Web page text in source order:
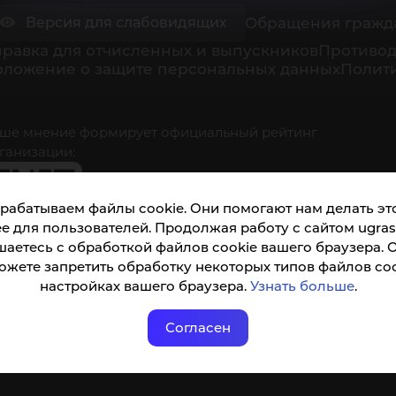
файлы cookie. Они помогают нам делать
для пользователей. Продолжая работу с сайтом
с обработкой файлов cookie вашего браузера.
запретить обработку некоторых типов файлов
настройках вашего браузера. Узнать больше.
Согласен
Версия для слабовидящих
мнение формирует официальный рейтинг
доступна по QR-коду, а так же по прямой